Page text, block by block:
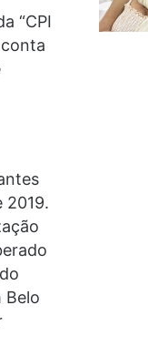
“CPI
2019.
Belo